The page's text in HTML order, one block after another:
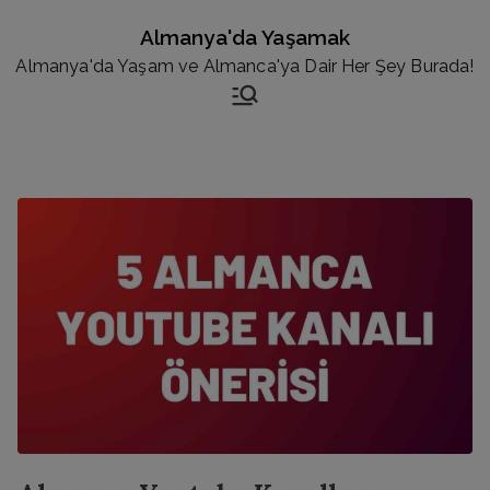
Almanya'da Yaşamak
Almanya'da Yaşam ve Almanca'ya Dair Her Şey Burada!